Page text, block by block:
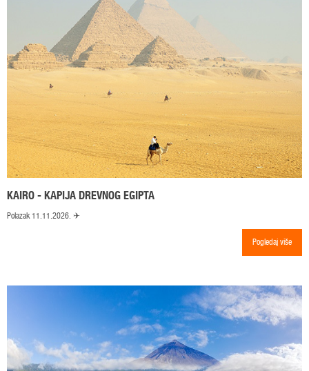
KAIRO - KAPIJA DREVNOG EGIPTA
Polazak 11.11.2026. ✈
Pogledaj više